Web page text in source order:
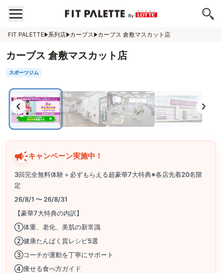
FIT PALETTE 系列店 カーブス カーブス 倉敷マスカット店
カーブス 倉敷マスカット店
スポーツジム
キャンペーン実施中！
3回完全無料体験＋必ずもらえる超豪華7大特典※各店先着20名限
定
26/8/1 〜 26/8/31
【豪華7大特典の内訳】
①体重、老化、美肌の新常識
②健康たんぱく質レシピ5選
③コーチが運動を丁寧にサポート
④痩せる食べ方ガイド